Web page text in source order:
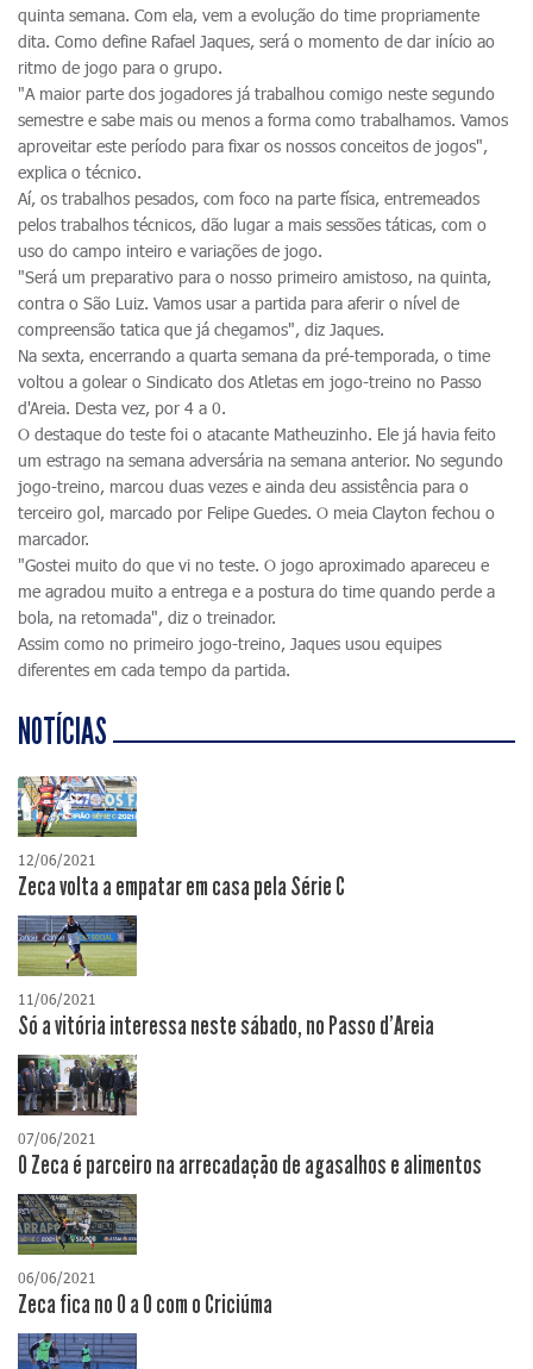
quinta semana. Com ela, vem a evolução do time propriamente
dita. Como define Rafael Jaques, será o momento de dar início ao
ritmo de jogo para o grupo.
"A maior parte dos jogadores já trabalhou comigo neste segundo
semestre e sabe mais ou menos a forma como trabalhamos. Vamos
aproveitar este período para fixar os nossos conceitos de jogos",
explica o técnico.
Aí, os trabalhos pesados, com foco na parte física, entremeados
pelos trabalhos técnicos, dão lugar a mais sessões táticas, com o
uso do campo inteiro e variações de jogo.
"Será um preparativo para o nosso primeiro amistoso, na quinta,
contra o São Luiz. Vamos usar a partida para aferir o nível de
compreensão tatica que já chegamos", diz Jaques.
Na sexta, encerrando a quarta semana da pré-temporada, o time
voltou a golear o Sindicato dos Atletas em jogo-treino no Passo
d'Areia. Desta vez, por 4 a 0.
O destaque do teste foi o atacante Matheuzinho. Ele já havia feito
um estrago na semana adversária na semana anterior. No segundo
jogo-treino, marcou duas vezes e ainda deu assistência para o
terceiro gol, marcado por Felipe Guedes. O meia Clayton fechou o
marcador.
"Gostei muito do que vi no teste. O jogo aproximado apareceu e
me agradou muito a entrega e a postura do time quando perde a
bola, na retomada", diz o treinador.
Assim como no primeiro jogo-treino, Jaques usou equipes
diferentes em cada tempo da partida.
NOTÍCIAS
12/06/2021
Zeca volta a empatar em casa pela Série C
11/06/2021
Só a vitória interessa neste sábado, no Passo d'Areia
07/06/2021
O Zeca é parceiro na arrecadação de agasalhos e alimentos
06/06/2021
Zeca fica no 0 a 0 com o Criciúma